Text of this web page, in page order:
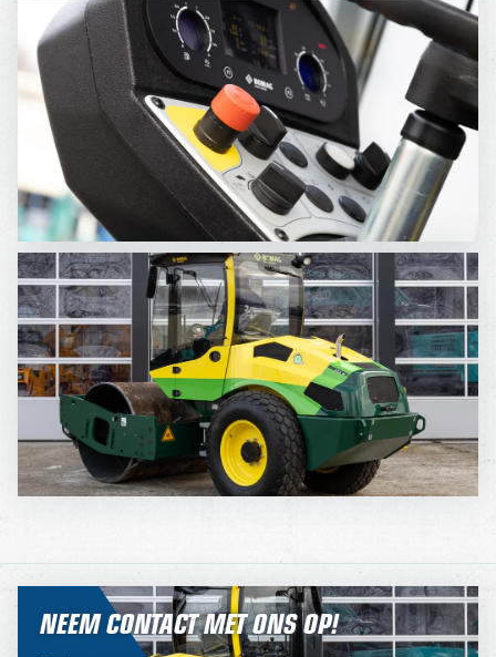
NEEM CONTACT MET ONS OP!